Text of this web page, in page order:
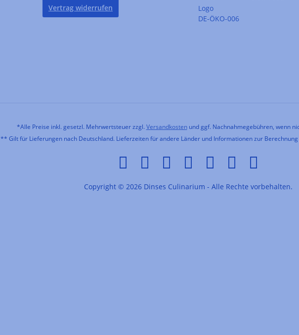
Vertrag widerrufen
DE-ÖKO-006
*Alle Preise inkl. gesetzl. Mehrwertsteuer zzgl. Versandkostenund ggf. Nachnahmegebühren, wenn
** Gilt für Lieferungen nach Deutschland. Lieferzeiten für andere Länder und Informationen zur
Copyright © 2026 Dinses Culinarium - Alle Rechte vorbehalten.